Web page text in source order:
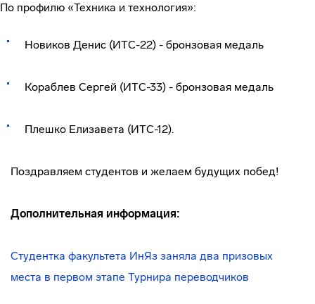
По профилю «Техника и технология»:
Новиков Денис (ИТС-22) - бронзовая медаль
Кораблев Сергей (ИТС-33) - бронзовая медаль
Плешко Елизавета (ИТС-12).
Поздравляем студентов и желаем будущих побед!
Дополнительная информация:
Студентка факультета ИнЯз заняла два призовых
места в первом этапе Турнира переводчиков